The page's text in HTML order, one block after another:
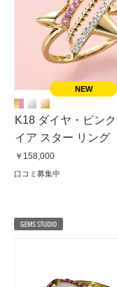
K18 ダイヤ・ピン
イア スター リング
￥158,000
口コミ募集中